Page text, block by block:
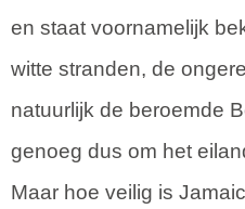
en staat voornamelijk
witte stranden, de
natuurlijk de beroemde
genoeg dus om het
Maar hoe veilig is